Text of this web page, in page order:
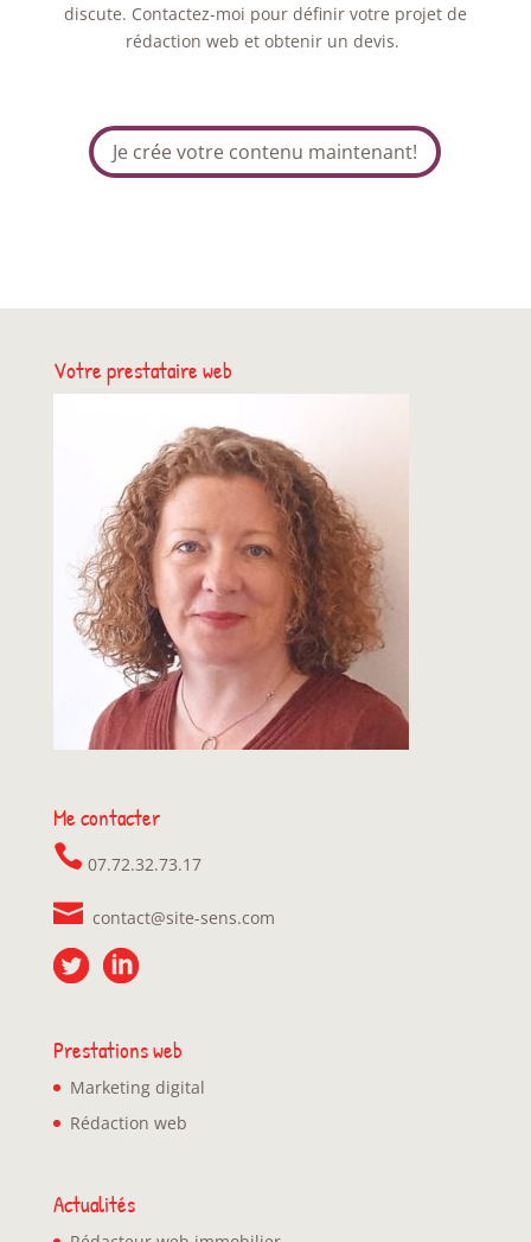
discute. Contactez-moi pour définir votre projet de
rédaction web et obtenir un devis.
Je crée votre contenu maintenant!
Votre prestataire web
Me contacter
07.72.32.73.17
contact@site-sens.com
Prestations web
Marketing digital
Rédaction web
Actualités